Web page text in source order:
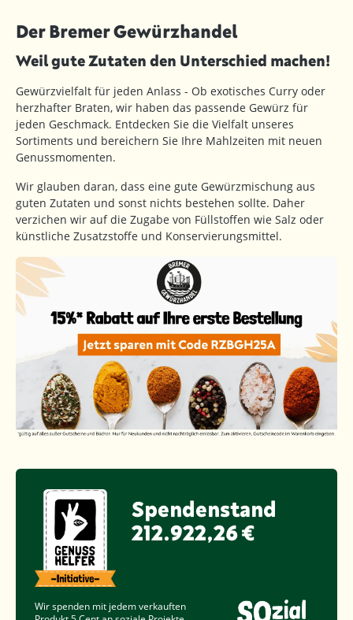
Der Bremer Gewürzhandel
Weil gute Zutaten den Unterschied machen!
Gewürzvielfalt für jeden Anlass - Ob exotisches Curry oder
herzhafter Braten, wir haben das passende Gewürz für
jeden Geschmack. Entdecken Sie die Vielfalt unseres
Sortiments und bereichern Sie Ihre Mahlzeiten mit neuen
Genussmomenten.
Wir glauben daran, dass eine gute Gewürzmischung aus
guten Zutaten und sonst nichts bestehen sollte. Daher
verzichen wir auf die Zugabe von Füllstoffen wie Salz oder
künstliche Zusatzstoffe und Konservierungsmittel.
Spendenstand
212.922,26 €
Wir spenden mit jedem verkauften